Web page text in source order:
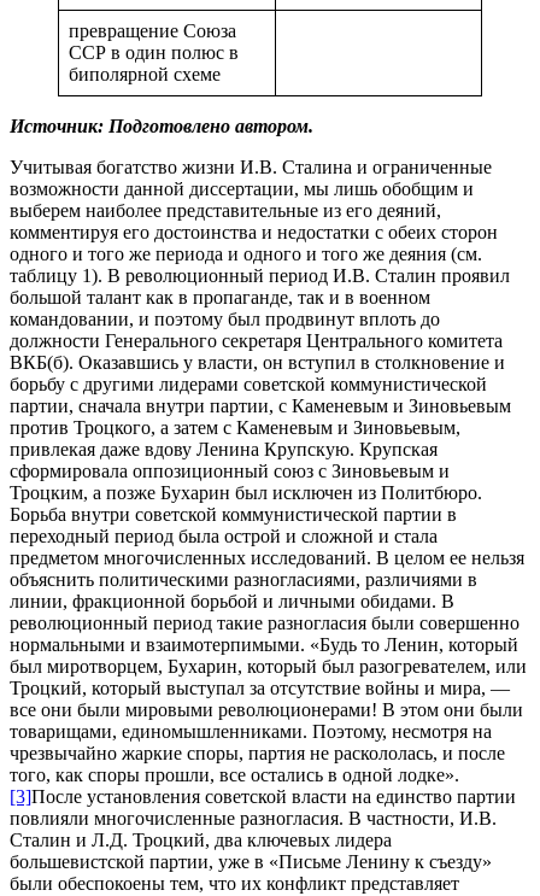
превращение Союза
ССР в один полюс в
биполярной схеме
Источник: Подготовлено автором.
Учитывая богатство жизни И.В. Сталина и ограниченные
возможности данной диссертации, мы лишь обобщим и
выберем наиболее представительные из его деяний,
комментируя его достоинства и недостатки с обеих сторон
одного и того же периода и одного и того же деяния (см.
таблицу 1). В революционный период И.В. Сталин проявил
большой талант как в пропаганде, так и в военном
командовании, и поэтому был продвинут вплоть до
должности Генерального секретаря Центрального комитета
ВКБ(б). Оказавшись у власти, он вступил в столкновение и
борьбу с другими лидерами советской коммунистической
партии, сначала внутри партии, с Каменевым и Зиновьевым
против Троцкого, а затем с Каменевым и Зиновьевым,
привлекая даже вдову Ленина Крупскую. Крупская
сформировала оппозиционный союз с Зиновьевым и
Троцким, а позже Бухарин был исключен из Политбюро.
Борьба внутри советской коммунистической партии в
переходный период была острой и сложной и стала
предметом многочисленных исследований. В целом ее нельзя
объяснить политическими разногласиями, различиями в
линии, фракционной борьбой и личными обидами. В
революционный период такие разногласия были совершенно
нормальными и взаимотерпимыми. «Будь то Ленин, который
был миротворцем, Бухарин, который был разогревателем, или
Троцкий, который выступал за отсутствие войны и мира, —
все они были мировыми революционерами! В этом они были
товарищами, единомышленниками. Поэтому, несмотря на
чрезвычайно жаркие споры, партия не раскололась, и после
того, как споры прошли, все остались в одной лодке».
[3]После установления советской власти на единство партии
повлияли многочисленные разногласия. В частности, И.В.
Сталин и Л.Д. Троцкий, два ключевых лидера
большевистской партии, уже в «Письме Ленину к съезду»
были обеспокоены тем, что их конфликт представляет